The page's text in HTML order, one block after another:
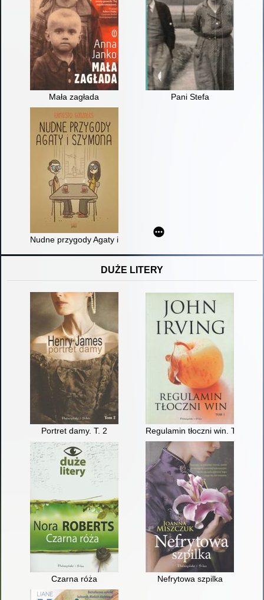
Mała zagłada Pani Stefa
Nudne przygody Agaty i Szymona
DUŻE LITERY
Portret damy. T. 2 Regulamin tłoczni win. T. 1
Czarna róża Nefrytowa szpilka